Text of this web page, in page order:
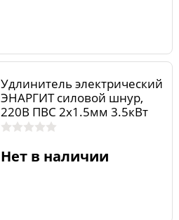
Удлинитель электрический
ЭНАРГИТ силовой шнур,
220В ПВС 2х1.5мм 3.5кВт
20м 1роз. ip44 16А ПВС215-
Нет в наличии